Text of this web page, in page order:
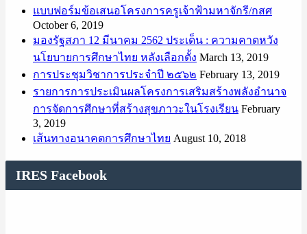
แบบฟอร์มข้อเสนอโครงการครูเจ้าฟ้ามหาจักรี/กสศ
October 6, 2019
มองรัฐสภา 12 มีนาคม 2562 ประเด็น : ความคาดหวัง
นโยบายการศึกษาไทย หลังเลือกตั้ง March 13, 2019
การประชุมวิชาการประจำปี ๒๕๖๒ February 13, 2019
รายการการประเมินผลโครงการเสริมสร้างพลังอำนาจ
การจัดการศึกษาที่สร้างสุขภาวะในโรงเรียน February
3, 2019
เส้นทางอนาคตการศึกษาไทย August 10, 2018
IRES Facebook